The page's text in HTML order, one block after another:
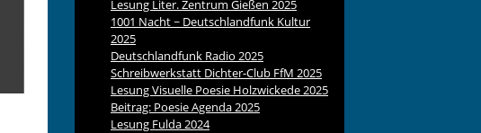
Lesung Liter. Zentrum Gießen 2025
1001 Nacht ~ Deutschlandfunk Kultur
2025
Deutschlandfunk Radio 2025
Schreibwerkstatt Dichter-Club FfM 2025
Lesung Visuelle Poesie Holzwickede 2025
Beitrag: Poesie Agenda 2025
Lesung Fulda 2024